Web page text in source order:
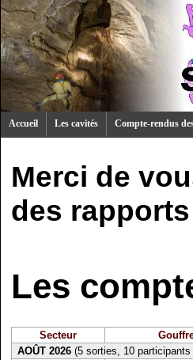
Accueil Les cavités Compte-rendus
Merci de
des
Les
Secteur
AOÛT 2026(5 sorties, 10 participants